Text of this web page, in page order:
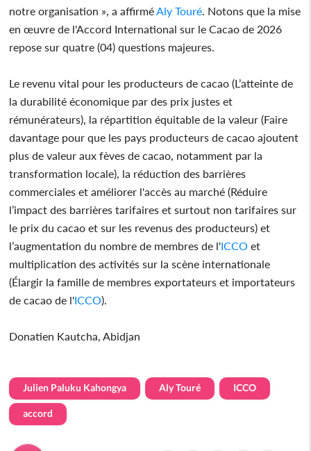
notre organisation », a affirméAly Touré. Notons que la mise
en œuvre de l'Accord International sur le Cacao de 2026
repose sur quatre (04) questions majeures.
Le revenu vital pour les producteurs de cacao (L’atteinte de
la durabilité économique par des prix justes et
rémunérateurs), la répartition équitable de la valeur (Faire
davantage pour que les pays producteurs de cacao ajoutent
plus de valeur aux fèves de cacao, notamment par la
transformation locale), la réduction des barrières
commerciales et améliorer l'accès au marché (Réduire
l’impact des barrières tarifaires et surtout non tarifaires sur
le prix du cacao et sur les revenus des producteurs) et
l’augmentation du nombre de membres de l'ICCO et
multiplication des activités sur la scène internationale
(Élargir la famille de membres exportateurs et importateurs
de cacao de l'ICCO).
Donatien Kautcha, Abidjan
Julien Paluku Kahongya Aly Touré ICCO
accord